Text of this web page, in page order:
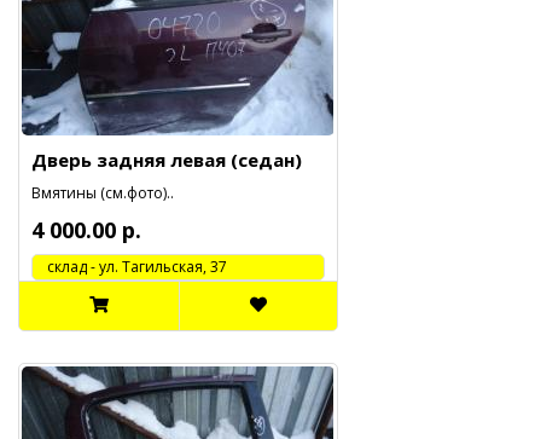
Дверь задняя левая (седан)
Вмятины (см.фото)..
4 000.00 р.
cклад - ул. Тагильская, 37